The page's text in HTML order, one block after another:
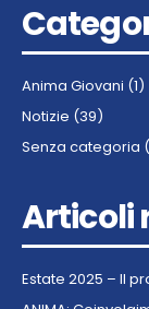
Anima Giovani (1)
Notizie (39)
Senza categoria
Articoli
Estate 2025 – Il